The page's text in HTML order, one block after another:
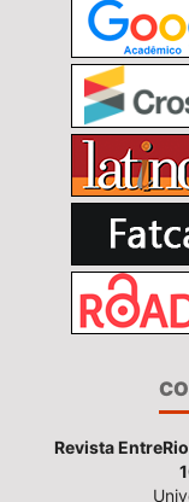
Revista